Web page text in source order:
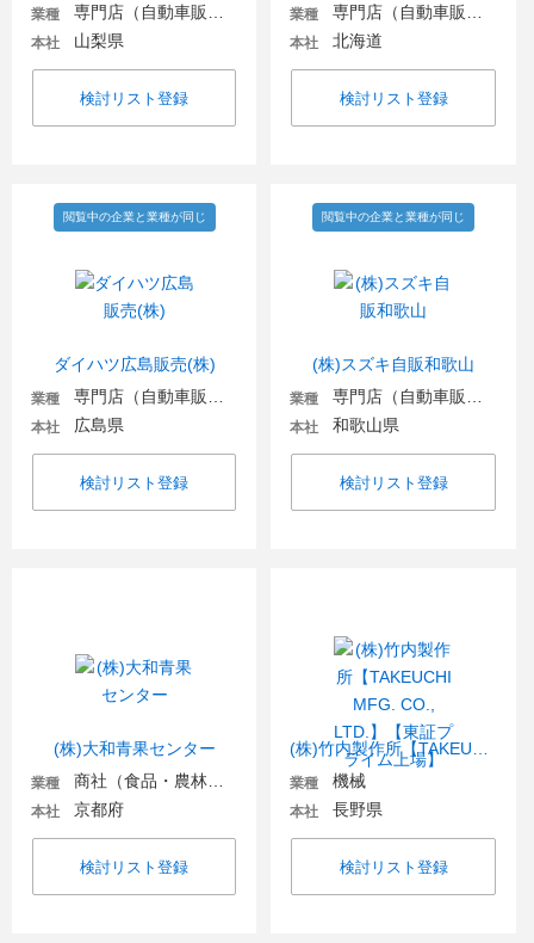
業種
本社 山梨県
検討リスト登録
業種
本社 北海道
検討リスト登録
ダイハツ広島販売(株)
閲覧中の企業と業種が同じ
業種
本社 広島県
検討リスト登録
(株)スズキ自販和歌山
閲覧中の企業と業種が同じ
業種
本社 和歌山県
検討リスト登録
(株)大和青果センター
業種
本社 京都府
検討リスト登録
業種 機械
本社 長野県
検討リスト登録